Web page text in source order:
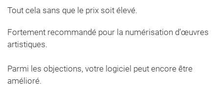
Tout cela sans que le prix soit élevé.
Fortement recommandé pour la numérisation d’œuvres
artistiques.
Parmi les objections, votre logiciel peut encore être
amélioré.